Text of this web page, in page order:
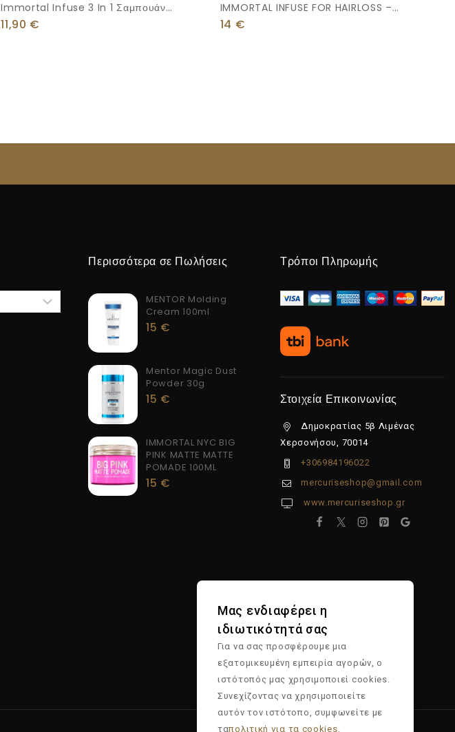
Immortal Infuse 3 In 1 Σαμπουάν
500ml
11,90 €
IMMORTAL INFUSE FOR HAIRLOSS –
ΣΑΜΠΟΥΑΝ ΚΑΤΑ ΤΗΣ ΤΡΙΧΟΠΤΩΣΗΣ
14 €
Περισσότερα σε Πωλήσεις
MENTOR Molding
Cream 100ml
15 €
Mentor Magic Dust
Powder 30g
15 €
IMMORTAL NYC BIG
PINK MATTE MATTE
POMADE 100ML
15 €
Τρόποι Πληρωμής
Στοιχεία Επικοινωνίας
Δημοκρατίας 5β Λιμένας
Χερσονήσου, 70014
+306984196022
mercuriseshop@gmail.com
www.mercuriseshop.gr
Μας ενδιαφέρει η
ιδιωτικότητά σας
Για να σας προσφέρουμε μια
εξατομικευμένη εμπειρία αγορών, ο
ιστότοπός μας χρησιμοποιεί cookies.
Συνεχίζοντας να χρησιμοποιείτε
αυτόν τον ιστότοπο, συμφωνείτε με
ταπολιτική για τα cookies.